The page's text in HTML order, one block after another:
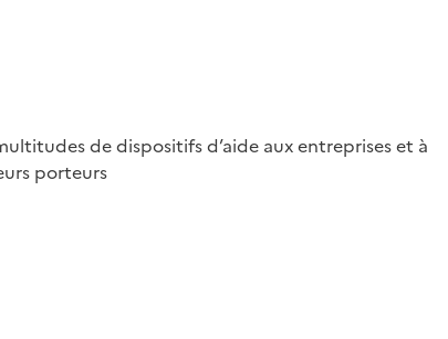
de dispositifs d’aide aux entreprises et à
porteurs